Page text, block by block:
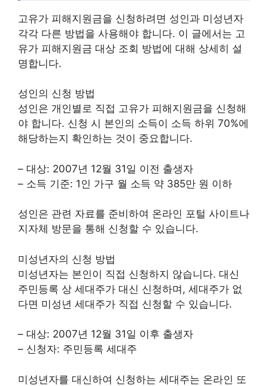
고유가 피해지원금을 신청하려면 성인과 미성년자
각각 다른 방법을 사용해야 합니다. 이 글에서는 고
유가 피해지원금 대상 조회 방법에 대해 상세히 설
명합니다.
성인의 신청 방법
성인은 개인별로 직접 고유가 피해지원금을 신청해
야 합니다. 신청 시 본인의 소득이 소득 하위 70%에
해당하는지 확인하는 것이 중요합니다.
– 대상: 2007년 12월 31일 이전 출생자
– 소득 기준: 1인 가구 월 소득 약 385만 원 이하
성인은 관련 자료를 준비하여 온라인 포털 사이트나
지자체 방문을 통해 신청할 수 있습니다.
미성년자의 신청 방법
미성년자는 본인이 직접 신청하지 않습니다. 대신
주민등록 상 세대주가 대신 신청하며, 세대주가 없
다면 미성년 세대주가 직접 신청할 수 있습니다.
– 대상: 2007년 12월 31일 이후 출생자
– 신청자: 주민등록 세대주
미성년자를 대신하여 신청하는 세대주는 온라인 또